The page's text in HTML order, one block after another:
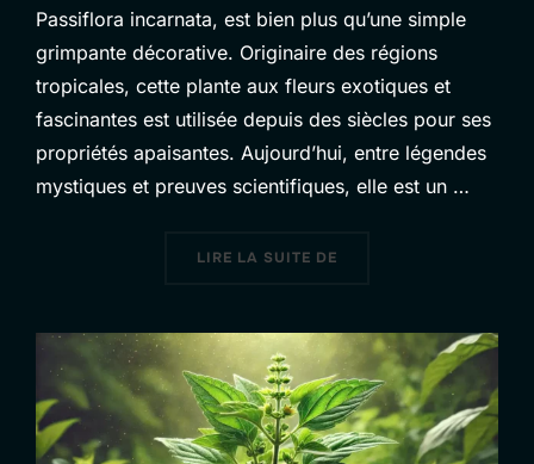
Passiflora incarnata, est bien plus qu’une simple
grimpante décorative. Originaire des régions
tropicales, cette plante aux fleurs exotiques et
fascinantes est utilisée depuis des siècles pour ses
propriétés apaisantes. Aujourd’hui, entre légendes
mystiques et preuves scientifiques, elle est un …
LIRE LA SUITE DE